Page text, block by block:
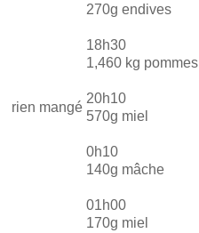
rien mangé
270g endives
18h30
1,460 kg pommes
20h10
570g miel
0h10
140g mâche
01h00
170g miel